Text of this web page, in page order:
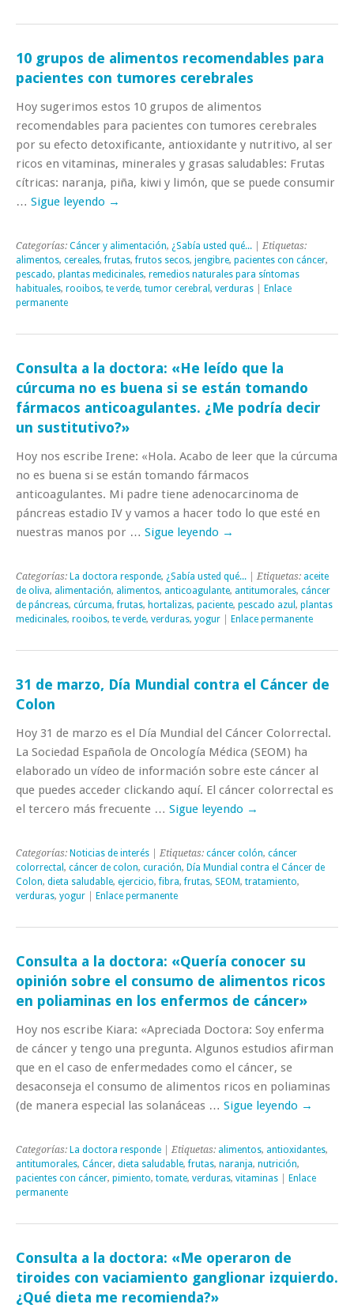
10 grupos de alimentos recomendables para
pacientes con tumores cerebrales
Hoy sugerimos estos 10 grupos de alimentos
recomendables para pacientes con tumores cerebrales
por su efecto detoxificante, antioxidante y nutritivo, al ser
ricos en vitaminas, minerales y grasas saludables: Frutas
cítricas: naranja, piña, kiwi y limón, que se puede consumir
… Sigue leyendo →
Categorías: Cáncer y alimentación, ¿Sabía usted qué... | Etiquetas:
alimentos, cereales,frutas,frutos secos, jengibre, pacientes con cáncer,
pescado, plantas medicinales, remedios naturales para síntomas
habituales, rooibos, te verde, tumor cerebral , verduras
Enlace
permanente
Consulta a la doctora: «He leído que la
cúrcuma no es buena si se están tomando
fármacos anticoagulantes. ¿Me podría decir
un sustitutivo?»
Hoy nos escribe Irene: «Hola. Acabo de leer que la cúrcuma
no es buena si se están tomando fármacos
anticoagulantes. Mi padre tiene adenocarcinoma de
páncreas estadio IV y vamos a hacer todo lo que esté en
nuestras manos por … Sigue leyendo →
Categorías: La doctora responde, ¿Sabía usted qué... | Etiquetas: aceite
de oliva, alimentación, alimentos, anticoagulante, antitumorales, cáncer
de páncreas, cúrcuma,frutas, hortalizas, paciente, pescado azul , plantas
medicinales, rooibos, te verde, verduras, yogur Enlace permanente
31 de marzo, Día Mundial contra el Cáncer de
Colon
Hoy 31 de marzo es el Día Mundial del Cáncer Colorrectal.
La Sociedad Española de Oncología Médica (SEOM) ha
elaborado un vídeo de información sobre este cáncer al
que puedes acceder clickando aquí. El cáncer colorrectal es
el tercero más frecuente … Sigue leyendo →
Categorías: Noticias de interés | Etiquetas: cáncer colón, cáncer
colorrectal , cáncer de colon, curación, Día Mundial contra el Cáncer de
Colon, dieta saludable, ejercicio,fibra,frutas, SEOM, tratamiento,
verduras, yogur Enlace permanente
Consulta a la doctora: «Quería conocer su
opinión sobre el consumo de alimentos ricos
en poliaminas en los enfermos de cáncer»
Hoy nos escribe Kiara: «Apreciada Doctora: Soy enferma
de cáncer y tengo una pregunta. Algunos estudios afirman
que en el caso de enfermedades como el cáncer, se
desaconseja el consumo de alimentos ricos en poliaminas
(de manera especial las solanáceas … Sigue leyendo →
Categorías: La doctora responde | Etiquetas: alimentos, antioxidantes,
antitumorales, Cáncer, dieta saludable,frutas, naranja, nutrición,
pacientes con cáncer, pimiento, tomate, verduras, vitaminas
Enlace
permanente
Consulta a la doctora: «Me operaron de
tiroides con vaciamiento ganglionar izquierdo.
¿Qué dieta me recomienda?»